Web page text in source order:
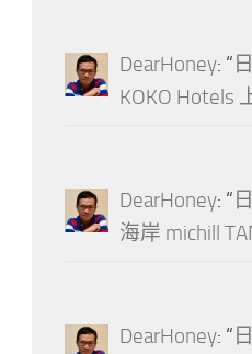
DearHoney: “
KOKO Hotels
DearHoney: “
海岸 michill
DearHoney: “